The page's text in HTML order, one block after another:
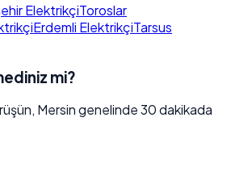
ElektrikçiToroslar
Erdemli ElektrikçiTarsus
mi?
Mersin genelinde 30 dakikada